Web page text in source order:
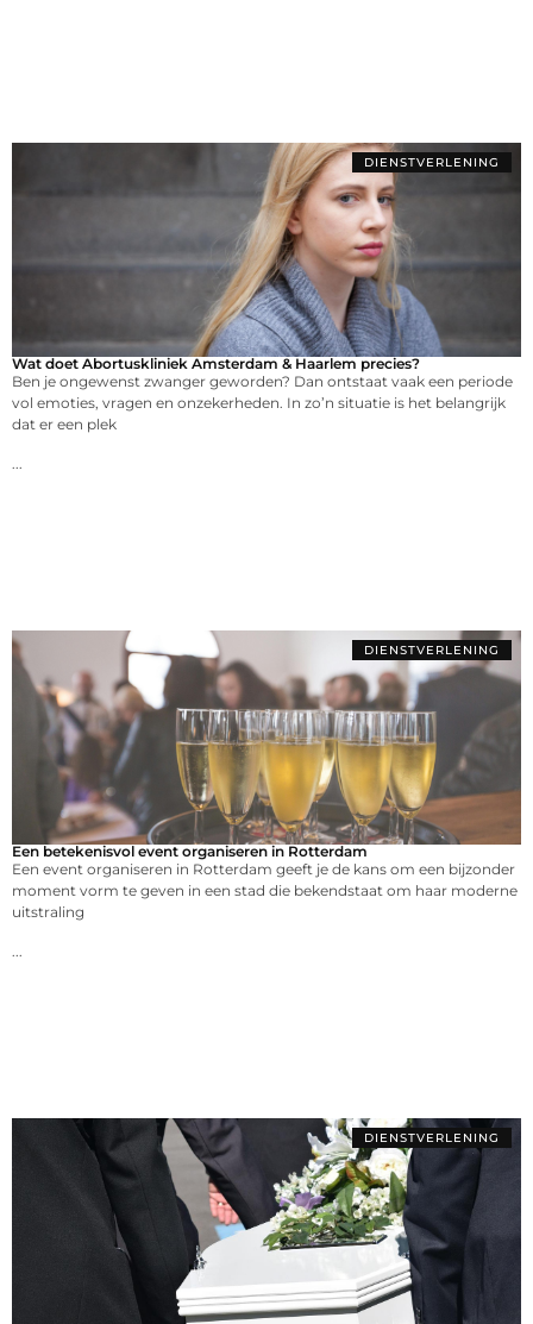
DIENSTVERLENING
Wat doet Abortuskliniek Amsterdam & Haarlem precies?
Ben je ongewenst zwanger geworden? Dan ontstaat vaak een periode
vol emoties, vragen en onzekerheden. In zo’n situatie is het belangrijk
dat er een plek
DIENSTVERLENING
Een betekenisvol event organiseren in Rotterdam
Een event organiseren in Rotterdam geeft je de kans om een bijzonder
moment vorm te geven in een stad die bekendstaat om haar moderne
uitstraling
DIENSTVERLENING